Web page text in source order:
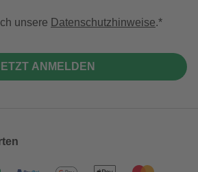
unsere Datenschutzhinweise.
ANMELDEN